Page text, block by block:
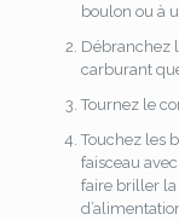
boulon ou à
Débranchez
carburant
Tournez le
Touchez les
faisceau
faire briller la